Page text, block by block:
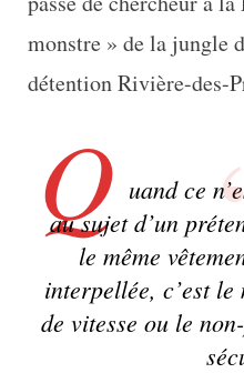
monstre » de la jungle
détention Rivière-des-
Q uand ce
au sujet d’un
le même
interpellée, c’est le
de vitesse ou le